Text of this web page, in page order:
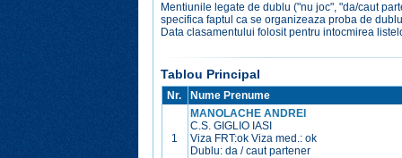
Mentiunile legate de dublu ("nu joc", "da/caut
specifica faptul ca se organizeaza proba de
Data clasamentului folosit pentru intocmirea
Tablou Principal
Nr. Nume Prenume
1
MANOLACHE ANDREI
C.S. GIGLIO IASI
Viza FRT:ok Viza med.:ok
Dublu: da / caut partener